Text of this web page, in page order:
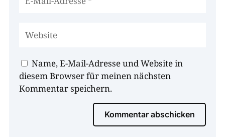
Name, E-Mail-Adresse und Website in
diesem Browser für meinen nächsten
Kommentar speichern.
Kommentar abschicken